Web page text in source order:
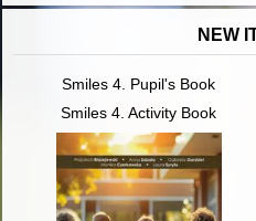
NEW
Smiles 4. Pupil's Book
Smiles 4. Activity Book